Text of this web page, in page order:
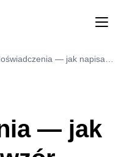
— jak